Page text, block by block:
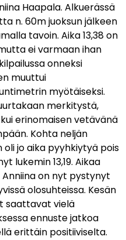
Haapala. Alkuerässä
n. 60m juoksun jälkeen
tavoin. Aika 13,38 on
ei varmaan ihan
onneksi
muuttui
myötäiseksi.
merkitystä,
erinomaisen vetävänä
Kohta neljän
jo aika pyyhkiytyä pois
lukemin 13,19. Aikaa
on nyt pystynyt
olosuhteissa. Kesän
saattavat vielä
ennuste jatkoa
erittäin positiiviselta.